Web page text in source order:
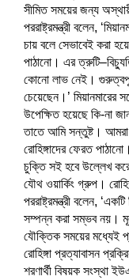
i
n
d
o
w
)
n
d
o
w
)
i
n
d
o
w
)
সীমিত সময়ের জন্য
পররাষ্ট্রমন্ত্রী বলেন,
চায় বলে সেভাবেই করা
পাঠানো। এর
কোনো লাভ নেই।
চেয়েছেন।’ মিয়ানমারের
উপেক্ষিত হয়েছে কি-না
তাতে আমি সন্তুষ্ট। আমরা
রোহিঙ্গাদের ফেরত
চুক্তি সই হবে উল্লেখ করে
যৌথ ওয়ার্কিং গ্রুপ।
পররাষ্ট্রমন্ত্রী বলেন,
সম্পন্ন করা সম্ভব নয়। মূল
যৌক্তিক সময়ের মধ্যেই
রোহিঙ্গা প্রত্যাবাসন
শরণার্থী বিষয়ক সংস্থা